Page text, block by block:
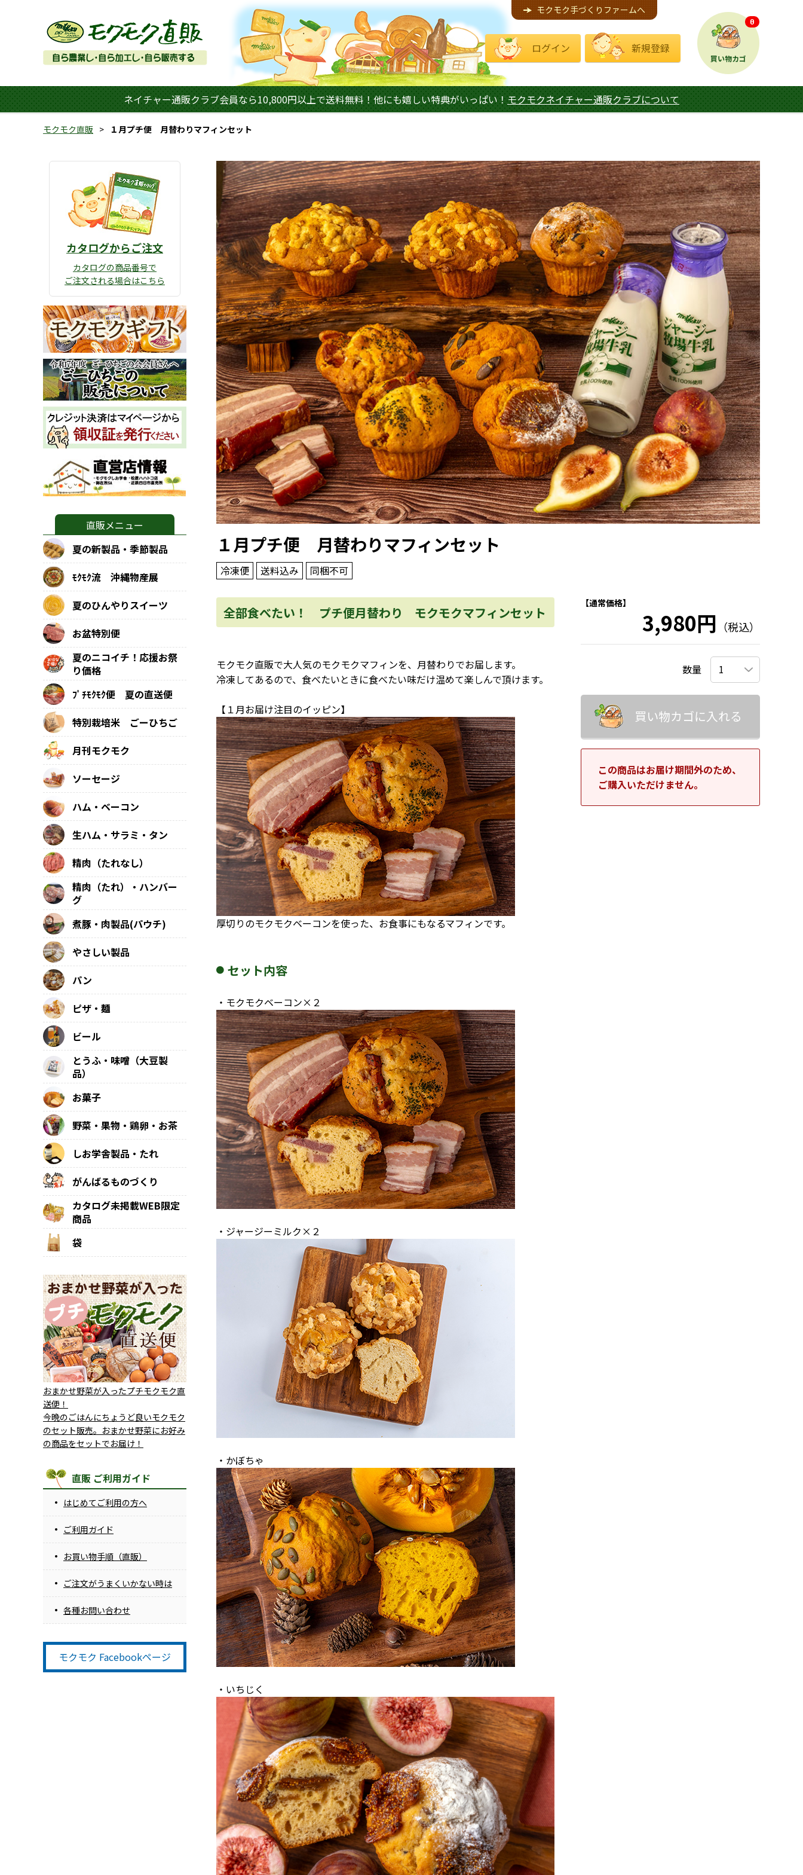
モクモク手づくりファームへ
ログイン 新規登録
買い物カゴ
0
ネイチャー通販クラブ会員なら10,800円以上で送料無料！他にも嬉しい特典がいっぱい！ モクモクネイチャー通販クラブについて
モクモク直販 １月プチ便 月替わりマフィンセット
１月プチ便 月替わりマフィンセット
冷凍便 送料込み 同梱不可
全部食べたい！ プチ便月替わり モクモクマフィンセット
モクモク直販で大人気のモクモクマフィンを、月替わりでお届します。
冷凍してあるので、食べたいときに食べたい味だけ温めて楽しんで頂けます。
【１月お届け注目のイッピン】
厚切りのモクモクベーコンを使った、お食事にもなるマフィンです。
セット内容
・モクモクベーコン×２
・ジャージーミルク×２
・かぼちゃ
・いちじく
【通常価格】
3,980円 （税込）
数量
買い物カゴに入れる
この商品はお届け期間外のため、
ご購入いただけません。
カタログからご注文
カタログの商品番号で
ご注文される場合はこちら
直販メニュー
夏の新製品・季節製品
ﾓｸﾓｸ流 沖縄物産展
夏のひんやりスイーツ
お盆特別便
夏のニコイチ！応援お祭
り価格
ﾌﾟﾁﾓｸﾓｸ便 夏の直送便
特別栽培米 ごーひちご
月刊モクモク
ソーセージ
ハム・ベーコン
生ハム・サラミ・タン
精肉（たれなし）
精肉（たれ）・ハンバー
グ
煮豚・肉製品(パウチ)
やさしい製品
パン
ピザ・麺
ビール
とうふ・味噌（大豆製
品）
お菓子
野菜・果物・鶏卵・お茶
しお学舎製品・たれ
がんばるものづくり
カタログ未掲載WEB限定
商品
袋
おまかせ野菜が入ったプチモクモク直
送便！
今晩のごはんにちょうど良いモクモク
のセット販売。おまかせ野菜にお好み
の商品をセットでお届け！
直販 ご利用ガイド
はじめてご利用の方へ
ご利用ガイド
お買い物手順（直販）
ご注文がうまくいかない時は
各種お問い合わせ
モクモク Facebookページ